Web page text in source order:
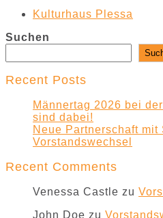
Kulturhaus Plessa
Suchen
Recent Posts
Männertag 2026 bei
sind dabei!
Neue Partnerschaft mit
Vorstandswechsel
Recent Comments
Venessa Castle zu
John Doe zu